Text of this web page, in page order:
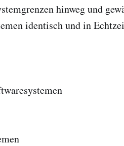
hinweg und
identisch und in